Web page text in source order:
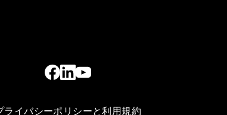
ライバシーポリシーと利用規約